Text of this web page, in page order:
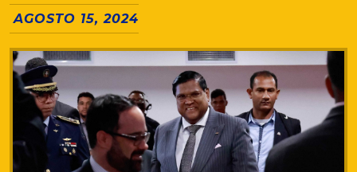
AGOSTO 15, 2024